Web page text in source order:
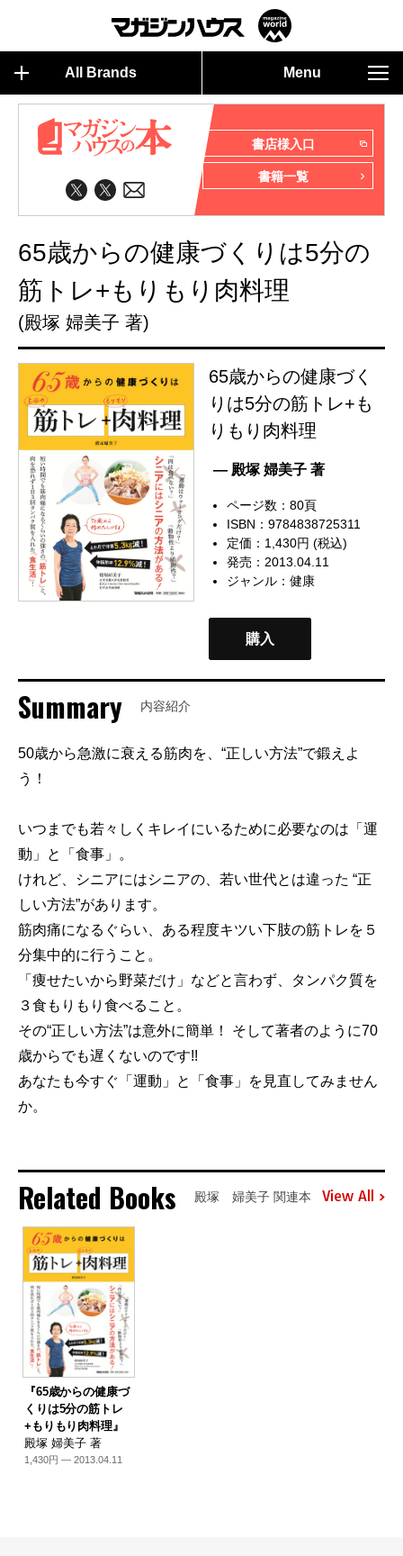
All Brands Menu
書店様入口
書籍一覧
65歳からの健康づくりは5分の
筋トレ+もりもり肉料理
(殿塚 婦美子 著)
65歳からの健康づく
りは5分の筋トレ+も
りもり肉料理
— 殿塚 婦美子 著
ページ数：80頁
ISBN：9784838725311
定価：1,430円 (税込)
発売：2013.04.11
ジャンル：健康
購入
Summary 内容紹介
50歳から急激に衰える筋肉を、“正しい方法”で鍛えよ
う！
いつまでも若々しくキレイにいるために必要なのは「運
動」と「食事」。
けれど、シニアにはシニアの、若い世代とは違った “正
しい方法”があります。
筋肉痛になるぐらい、ある程度キツい下肢の筋トレを５
分集中的に行うこと。
「痩せたいから野菜だけ」などと言わず、タンパク質を
３食もりもり食べること。
その“正しい方法”は意外に簡単！ そして著者のように70
歳からでも遅くないのです!!
あなたも今すぐ「運動」と「食事」を見直してみません
か。
Related Books 殿塚 婦美子 関連本 View All
『65歳からの健康づ
くりは5分の筋トレ
+もりもり肉料理』
殿塚 婦美子 著
1,430円 — 2013.04.11